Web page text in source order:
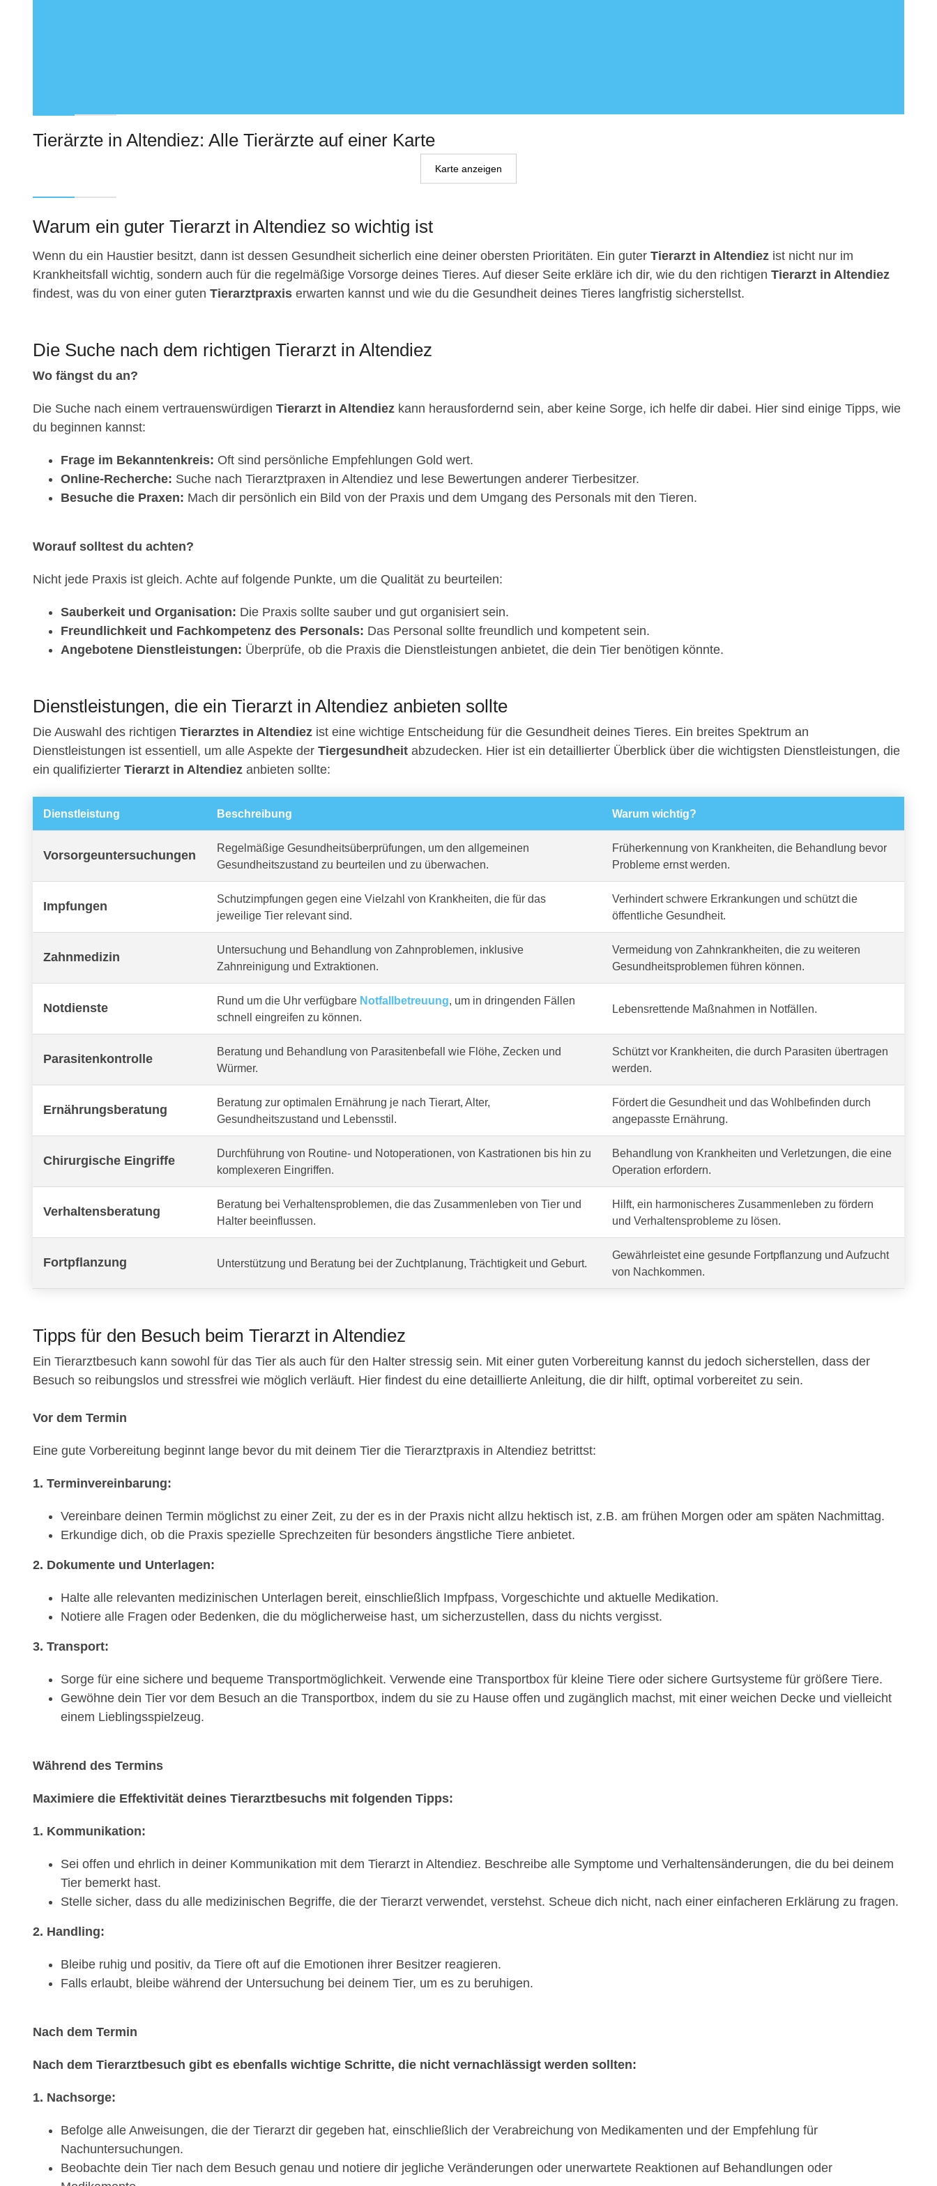
Tierärzte in Altendiez: Alle Tierärzte auf einer Karte
Karte anzeigen
Warum ein guter Tierarzt in Altendiez so wichtig ist
Wenn du ein Haustier besitzt, dann ist dessen Gesundheit sicherlich eine deiner obersten Prioritäten. Ein guter Tierarzt in Altendiez ist nicht nur im
Krankheitsfall wichtig, sondern auch für die regelmäßige Vorsorge deines Tieres. Auf dieser Seite erkläre ich dir, wie du den richtigen Tierarzt in Altendiez
findest, was du von einer guten Tierarztpraxis erwarten kannst und wie du die Gesundheit deines Tieres langfristig sicherstellst.
Die Suche nach dem richtigen Tierarzt in Altendiez
Wo fängst du an?
Die Suche nach einem vertrauenswürdigen Tierarzt in Altendiez kann herausfordernd sein, aber keine Sorge, ich helfe dir dabei. Hier sind einige Tipps, wie
du beginnen kannst:
Frage im Bekanntenkreis: Oft sind persönliche Empfehlungen Gold wert.
Online-Recherche: Suche nach Tierarztpraxen in Altendiez und lese Bewertungen anderer Tierbesitzer.
Besuche die Praxen: Mach dir persönlich ein Bild von der Praxis und dem Umgang des Personals mit den Tieren.
Worauf solltest du achten?
Nicht jede Praxis ist gleich. Achte auf folgende Punkte, um die Qualität zu beurteilen:
Sauberkeit und Organisation: Die Praxis sollte sauber und gut organisiert sein.
Freundlichkeit und Fachkompetenz des Personals: Das Personal sollte freundlich und kompetent sein.
Angebotene Dienstleistungen: Überprüfe, ob die Praxis die Dienstleistungen anbietet, die dein Tier benötigen könnte.
Dienstleistungen, die ein Tierarzt in Altendiez anbieten sollte
Die Auswahl des richtigen Tierarztes in Altendiez ist eine wichtige Entscheidung für die Gesundheit deines Tieres. Ein breites Spektrum an
Dienstleistungen ist essentiell, um alle Aspekte der Tiergesundheit abzudecken. Hier ist ein detaillierter Überblick über die wichtigsten Dienstleistungen, die
ein qualifizierter Tierarzt in Altendiez anbieten sollte:
Dienstleistung Beschreibung Warum wichtig?
Vorsorgeuntersuchungen
Regelmäßige Gesundheitsüberprüfungen, um den allgemeinen
Gesundheitszustand zu beurteilen und zu überwachen.
Früherkennung von Krankheiten, die Behandlung bevor
Probleme ernst werden.
Impfungen
Schutzimpfungen gegen eine Vielzahl von Krankheiten, die für das
jeweilige Tier relevant sind.
Verhindert schwere Erkrankungen und schützt die
öffentliche Gesundheit.
Zahnmedizin
Untersuchung und Behandlung von Zahnproblemen, inklusive
Zahnreinigung und Extraktionen.
Vermeidung von Zahnkrankheiten, die zu weiteren
Gesundheitsproblemen führen können.
Notdienste
Rund um die Uhr verfügbare Notfallbetreuung, um in dringenden Fällen
schnell eingreifen zu können.
Lebensrettende Maßnahmen in Notfällen.
Parasitenkontrolle
Beratung und Behandlung von Parasitenbefall wie Flöhe, Zecken und
Würmer.
Schützt vor Krankheiten, die durch Parasiten übertragen
werden.
Ernährungsberatung
Beratung zur optimalen Ernährung je nach Tierart, Alter,
Gesundheitszustand und Lebensstil.
Fördert die Gesundheit und das Wohlbefinden durch
angepasste Ernährung.
Chirurgische Eingriffe
Durchführung von Routine- und Notoperationen, von Kastrationen bis hin zu
komplexeren Eingriffen.
Behandlung von Krankheiten und Verletzungen, die eine
Operation erfordern.
Verhaltensberatung
Beratung bei Verhaltensproblemen, die das Zusammenleben von Tier und
Halter beeinflussen.
Hilft, ein harmonischeres Zusammenleben zu fördern
und Verhaltensprobleme zu lösen.
Fortpflanzung Unterstützung und Beratung bei der Zuchtplanung, Trächtigkeit und Geburt.
Gewährleistet eine gesunde Fortpflanzung und Aufzucht
von Nachkommen.
Tipps für den Besuch beim Tierarzt in Altendiez
Ein Tierarztbesuch kann sowohl für das Tier als auch für den Halter stressig sein. Mit einer guten Vorbereitung kannst du jedoch sicherstellen, dass der
Besuch so reibungslos und stressfrei wie möglich verläuft. Hier findest du eine detaillierte Anleitung, die dir hilft, optimal vorbereitet zu sein.
Vor dem Termin
Eine gute Vorbereitung beginnt lange bevor du mit deinem Tier die Tierarztpraxis in Altendiez betrittst:
1. Terminvereinbarung:
Vereinbare deinen Termin möglichst zu einer Zeit, zu der es in der Praxis nicht allzu hektisch ist, z.B. am frühen Morgen oder am späten Nachmittag.
Erkundige dich, ob die Praxis spezielle Sprechzeiten für besonders ängstliche Tiere anbietet.
2. Dokumente und Unterlagen:
Halte alle relevanten medizinischen Unterlagen bereit, einschließlich Impfpass, Vorgeschichte und aktuelle Medikation.
Notiere alle Fragen oder Bedenken, die du möglicherweise hast, um sicherzustellen, dass du nichts vergisst.
3. Transport:
Sorge für eine sichere und bequeme Transportmöglichkeit. Verwende eine Transportbox für kleine Tiere oder sichere Gurtsysteme für größere Tiere.
Gewöhne dein Tier vor dem Besuch an die Transportbox, indem du sie zu Hause offen und zugänglich machst, mit einer weichen Decke und vielleicht
einem Lieblingsspielzeug.
Während des Termins
Maximiere die Effektivität deines Tierarztbesuchs mit folgenden Tipps:
1. Kommunikation:
Sei offen und ehrlich in deiner Kommunikation mit dem Tierarzt in Altendiez. Beschreibe alle Symptome und Verhaltensänderungen, die du bei deinem
Tier bemerkt hast.
Stelle sicher, dass du alle medizinischen Begriffe, die der Tierarzt verwendet, verstehst. Scheue dich nicht, nach einer einfacheren Erklärung zu fragen.
2. Handling:
Bleibe ruhig und positiv, da Tiere oft auf die Emotionen ihrer Besitzer reagieren.
Falls erlaubt, bleibe während der Untersuchung bei deinem Tier, um es zu beruhigen.
Nach dem Termin
Nach dem Tierarztbesuch gibt es ebenfalls wichtige Schritte, die nicht vernachlässigt werden sollten:
1. Nachsorge:
Befolge alle Anweisungen, die der Tierarzt dir gegeben hat, einschließlich der Verabreichung von Medikamenten und der Empfehlung für
Nachuntersuchungen.
Beobachte dein Tier nach dem Besuch genau und notiere dir jegliche Veränderungen oder unerwartete Reaktionen auf Behandlungen oder